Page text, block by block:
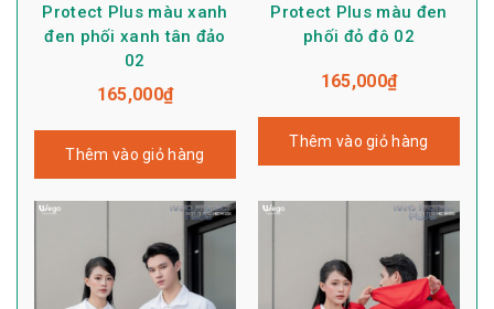
Protect Plus màu xanh
đen phối xanh tân đảo
02
165,000₫
Thêm vào giỏ hàng
Protect Plus màu đen
phối đỏ đô 02
165,000₫
Thêm vào giỏ hàng